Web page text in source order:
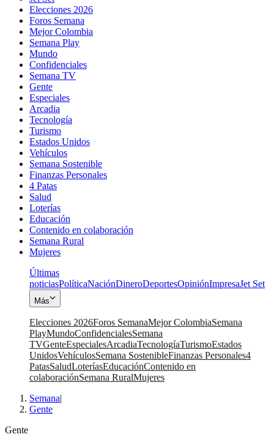
Elecciones 2026
Foros Semana
Mejor Colombia
Semana Play
Mundo
Confidenciales
Semana TV
Gente
Especiales
Arcadia
Tecnología
Turismo
Estados Unidos
Vehículos
Semana Sostenible
Finanzas Personales
4 Patas
Salud
Loterías
Educación
Contenido en colaboración
Semana Rural
Mujeres
Últimas
noticiasPolíticaNaciónDineroDeportesOpiniónImpresaJet Set
Más
Elecciones 2026Foros SemanaMejor ColombiaSemana
PlayMundoConfidencialesSemana
TVGenteEspecialesArcadiaTecnologíaTurismoEstados
UnidosVehículosSemana SostenibleFinanzas Personales4
PatasSaludLoteríasEducaciónContenido en
colaboraciónSemana RuralMujeres
Semana|
Gente
Gente